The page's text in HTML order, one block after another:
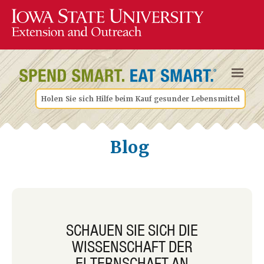
Holen Sie sich Hilfe beim Kauf gesunder Lebensmittel
Blog
SCHAUEN SIE SICH DIE
WISSENSCHAFT DER